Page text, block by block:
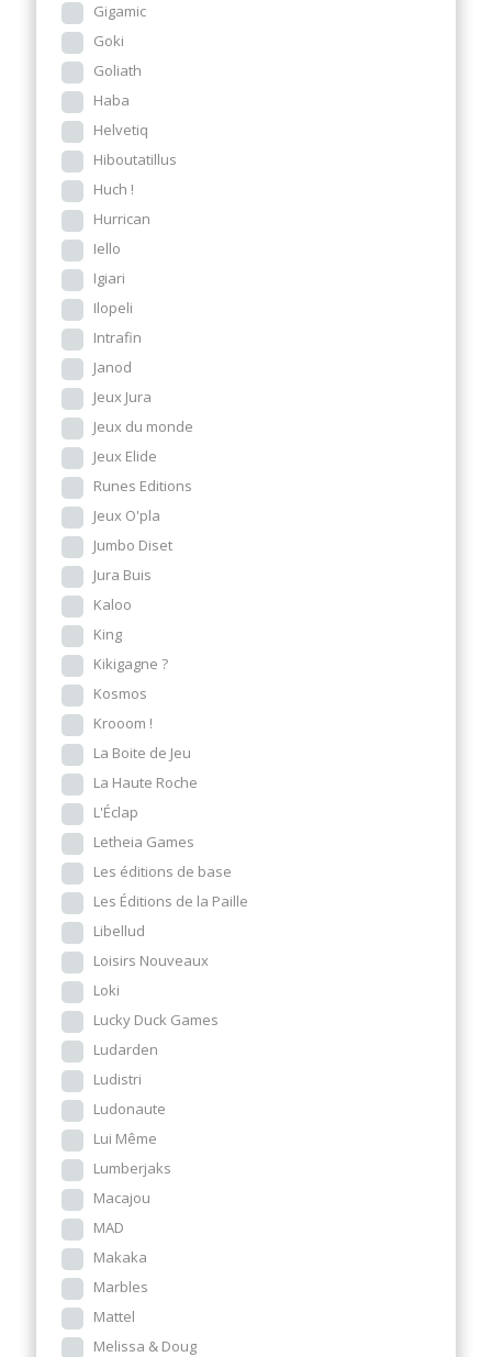
Gigamic
Goki
Goliath
Haba
Helvetiq
Hiboutatillus
Huch !
Hurrican
Iello
Igiari
Ilopeli
Intrafin
Janod
Jeux Jura
Jeux du monde
Jeux Elide
Runes Editions
Jeux O'pla
Jumbo Diset
Jura Buis
Kaloo
King
Kikigagne ?
Kosmos
Krooom !
La Boite de Jeu
La Haute Roche
L'Éclap
Letheia Games
Les éditions de base
Les Éditions de la Paille
Libellud
Loisirs Nouveaux
Loki
Lucky Duck Games
Ludarden
Ludistri
Ludonaute
Lui Même
Lumberjaks
Macajou
MAD
Makaka
Marbles
Mattel
Melissa & Doug